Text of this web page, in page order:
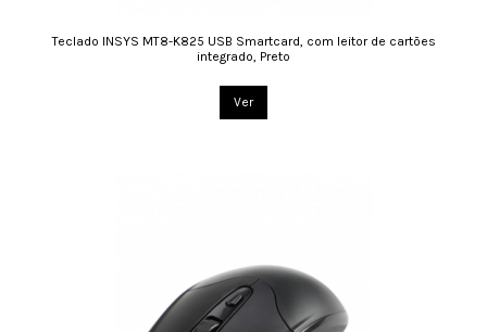
Teclado INSYS MT8-K825 USB Smartcard, com leitor de cartões
integrado, Preto
Ver